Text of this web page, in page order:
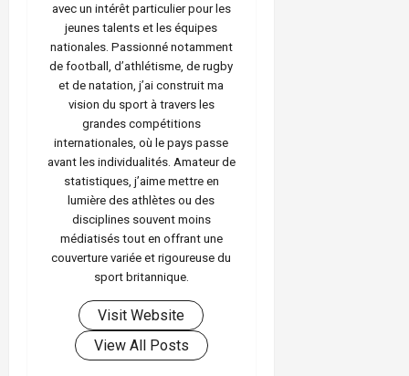
avec un intérêt particulier pour les
jeunes talents et les équipes
nationales. Passionné notamment
de football, d’athlétisme, de rugby
et de natation, j’ai construit ma
vision du sport à travers les
grandes compétitions
internationales, où le pays passe
avant les individualités. Amateur de
statistiques, j’aime mettre en
lumière des athlètes ou des
disciplines souvent moins
médiatisés tout en offrant une
couverture variée et rigoureuse du
sport britannique.
Visit Website
View All Posts